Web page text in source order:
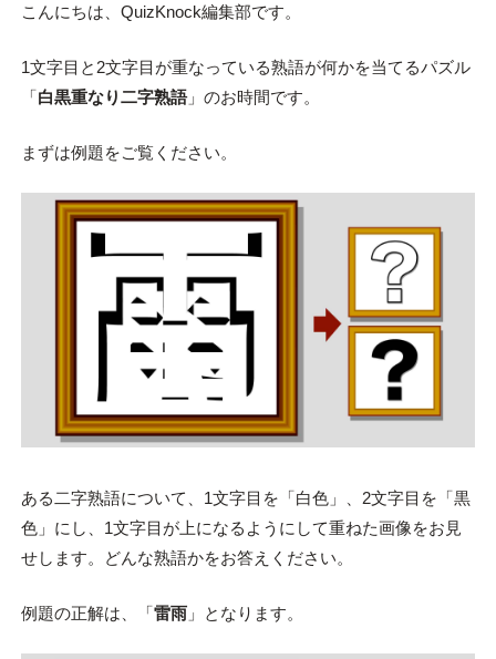
こんにちは、QuizKnock編集部です。
1文字目と2文字目が重なっている熟語が何かを当てるパズル
「白黒重なり二字熟語」のお時間です。
まずは例題をご覧ください。
ある二字熟語について、1文字目を「白色」、2文字目を「黒
色」にし、1文字目が上になるようにして重ねた画像をお見
せします。どんな熟語かをお答えください。
例題の正解は、「雷雨」となります。